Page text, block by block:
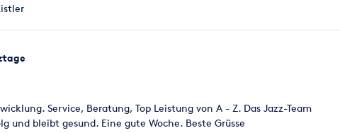
Service, Beratung, Top Leistung von A - Z. Das Jazz-Team
und bleibt gesund. Eine gute Woche. Beste Grüsse